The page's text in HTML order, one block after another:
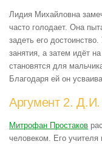
Лидия Михайловна
часто голодает. Она
задеть его
занятия, а затем идёт
становятся для
Благодаря ей он
Аргумент 2.
Митрофан Простаков
человеком. Его учителя